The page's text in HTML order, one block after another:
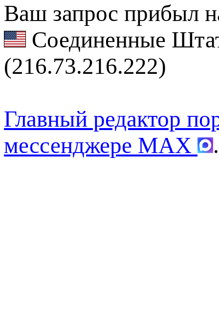
Ваш запрос прибыл
Соединенные
(216.73.216.222)
Главный редактор
мессенджере MAX
.